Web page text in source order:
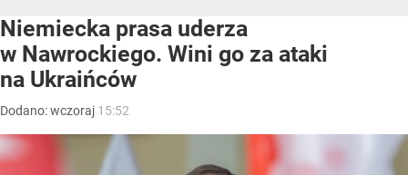
Niemiecka prasa uderza
w Nawrockiego. Wini go za ataki
na Ukraińców
Dodano:wczoraj 15:52